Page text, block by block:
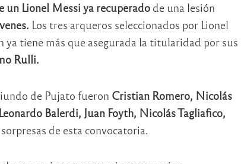
un Lionel Messi ya recuperadode una lesión
Los tres arqueros seleccionados por Lionel
ya tiene más que asegurada la titularidad por sus
Rulli.
de Pujato fueron Cristian Romero, Nicolás
Balerdi, Juan Foyth, Nicolás Tagliafico,
de esta convocatoria.